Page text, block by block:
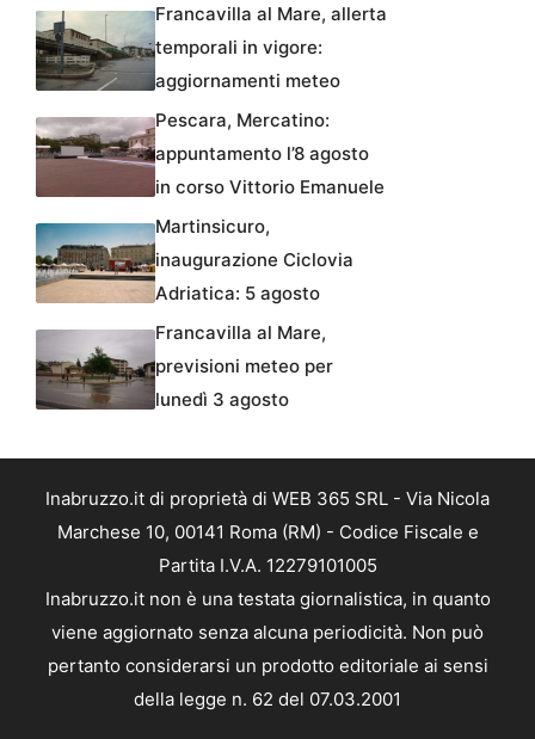
Francavilla al Mare, allerta
temporali in vigore:
aggiornamenti meteo
Pescara, Mercatino:
appuntamento l’8 agosto
in corso Vittorio Emanuele
Martinsicuro,
inaugurazione Ciclovia
Adriatica: 5 agosto
Francavilla al Mare,
previsioni meteo per
lunedì 3 agosto
Inabruzzo.it di proprietà di WEB 365 SRL - Via Nicola
Marchese 10, 00141 Roma (RM) - Codice Fiscale e
Partita I.V.A. 12279101005
Inabruzzo.it non è una testata giornalistica, in quanto
viene aggiornato senza alcuna periodicità. Non può
pertanto considerarsi un prodotto editoriale ai sensi
della legge n. 62 del 07.03.2001